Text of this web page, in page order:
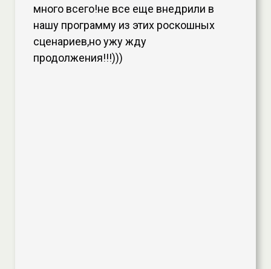
много всего!не все еще внедрили в
нашу программу из этих роскошных
сценариев,но ужу жду
продолжения!!!)))